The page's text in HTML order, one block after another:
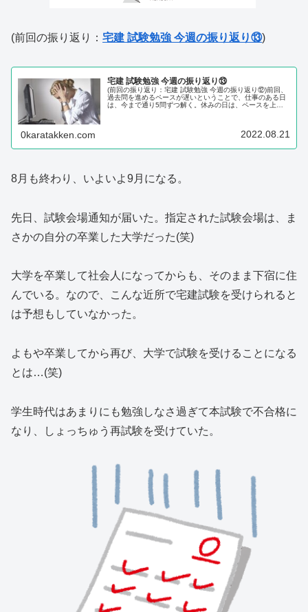
(前回の振り返り： 宅建 試験勉強 今週の振り返り⑬)
宅建 試験勉強 今週の振り返り⑬
(前回の振り返り：宅建 試験勉強 今週の振り返り⑫)前回、
過去問を進めるペースが遅いということで、仕事のある日
は、今まで通り5問ずつ解く。休みの日は、ペースを上げ
0karatakken.com 2022.08.21
8月も終わり、いよいよ9月になる。
先日、試験会場通知が届いた。指定された試験会場は、ま
さかの自分の卒業した大学だった(笑)
大学を卒業して社会人になってからも、そのまま下宿に住
んでいる。なので、こんな近所で宅建試験を受けられると
は予想もしていなかった。
よもや卒業してから再び、大学で試験を受けることになる
とは…(笑)
学生時代はあまりにも勉強しなさ過ぎて本試験で不合格に
なり、しょっちゅう再試験を受けていた。